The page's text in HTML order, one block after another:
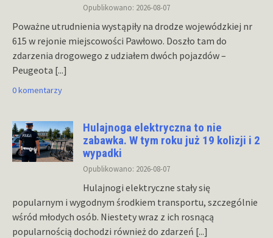
Opublikowano: 2026-08-07
Poważne utrudnienia wystąpiły na drodze wojewódzkiej nr
615 w rejonie miejscowości Pawłowo. Doszło tam do
zdarzenia drogowego z udziałem dwóch pojazdów –
Peugeota [...]
0 komentarzy
Hulajnoga elektryczna to nie
zabawka. W tym roku już 19 kolizji i 2
wypadki
Opublikowano: 2026-08-07
Hulajnogi elektryczne stały się
popularnym i wygodnym środkiem transportu, szczególnie
wśród młodych osób. Niestety wraz z ich rosnącą
popularnością dochodzi również do zdarzeń [...]